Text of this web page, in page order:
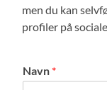
men du kan
profiler på
Navn *